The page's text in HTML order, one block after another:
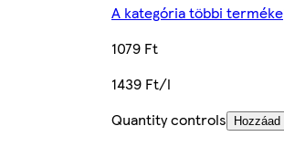
A kategória többi terméke
1079 Ft
1439 Ft/l
Quantity controls
Hozzáad